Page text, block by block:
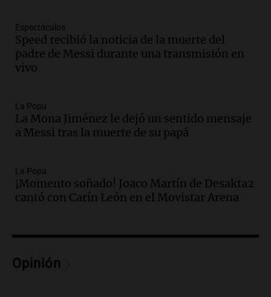
Audio.El orgullo y el sueño argentino de
Jorge Messi en una entrevista con Rony
Vargas en 2007
Audio.El abuelo de Agostina Vega, tras
las nuevas detenciones: "En esa casa
Episodios
Audio. Una nutricionista derribó el mito
del desayuno ideal: qué alimentos
Espectáculos
Speed recibió la noticia de la muerte del
padre de Messi durante una transmisión en
vivo
La Popu
La Mona Jiménez le dejó un sentido mensaje
a Messi tras la muerte de su papá
La Popu
¡Momento soñado! Joaco Martín de Desakta2
cantó con Carín León en el Movistar Arena
Opinión